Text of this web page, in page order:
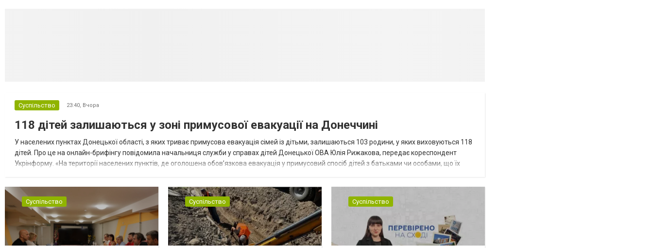
Суспільство 23:40, Вчора
118 дітей залишаються у зоні примусової евакуації на Донеччині
У населених пунктах Донецької області, з яких триває примусова евакуація сімей із дітьми, залишаються 103 родини, у яких виховуються 118
дітей. Про це на онлайн-брифінгу повідомила начальниця служби у справах дітей Донецької ОВА Юлія Рижакова, передає кореспондент
Укрінформу. «На території населених пунктів, де оголошена обов’язкова евакуація у примусовий спосіб дітей з батьками чи особами, що їх
Суспільство Суспільство Суспільство